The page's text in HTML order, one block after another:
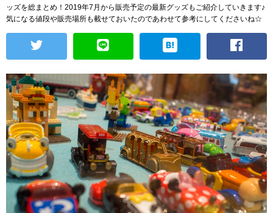
ッズを総まとめ！2019年7月から販売予定の最新グッズもご紹介していきます♪
気になる値段や販売場所も載せておいたのであわせて参考にしてくださいね☆